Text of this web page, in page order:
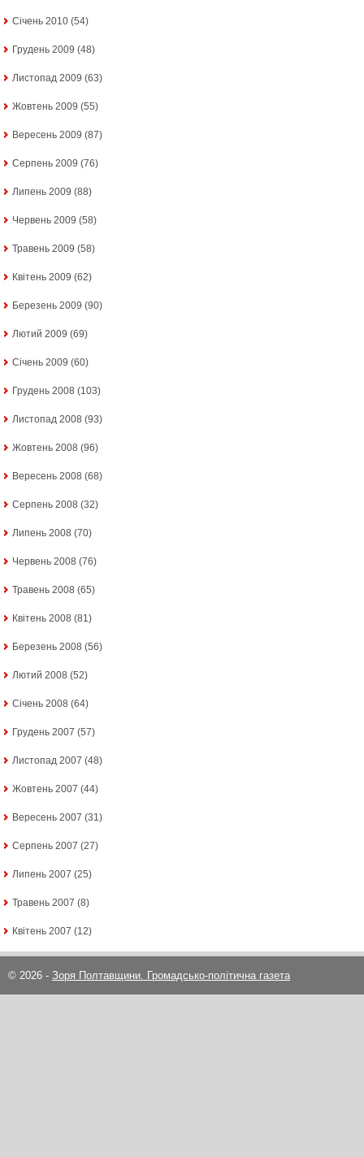
Січень 2010 (54)
Грудень 2009 (48)
Листопад 2009 (63)
Жовтень 2009 (55)
Вересень 2009 (87)
Серпень 2009 (76)
Липень 2009 (88)
Червень 2009 (58)
Травень 2009 (58)
Квітень 2009 (62)
Березень 2009 (90)
Лютий 2009 (69)
Січень 2009 (60)
Грудень 2008 (103)
Листопад 2008 (93)
Жовтень 2008 (96)
Вересень 2008 (68)
Серпень 2008 (32)
Липень 2008 (70)
Червень 2008 (76)
Травень 2008 (65)
Квітень 2008 (81)
Березень 2008 (56)
Лютий 2008 (52)
Січень 2008 (64)
Грудень 2007 (57)
Листопад 2007 (48)
Жовтень 2007 (44)
Вересень 2007 (31)
Серпень 2007 (27)
Липень 2007 (25)
Травень 2007 (8)
Квітень 2007 (12)
© 2026 - Зоря Полтавщини. Громадсько-політична газета